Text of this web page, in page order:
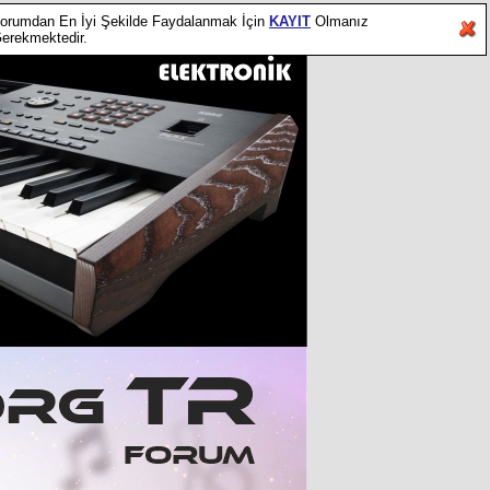
En İyi Şekilde Faydalanmak İçin KAYIT Olmanız